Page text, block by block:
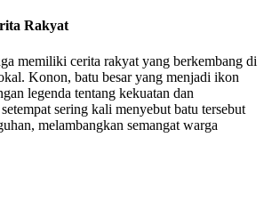
Rakyat
memiliki cerita rakyat yang berkembang di
Konon, batu besar yang menjadi ikon
legenda tentang kekuatan dan
sering kali menyebut batu tersebut
melambangkan semangat warga